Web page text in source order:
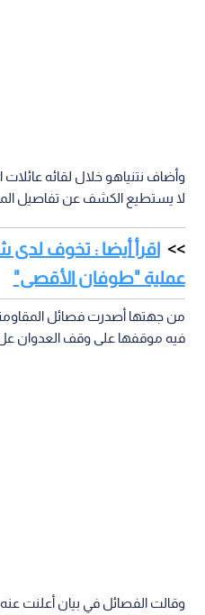
وأضاف نتنياهو خلال لقائه
لا يستطيع الكشف عن تفاصيل
اقرأ أيضا : تخوف لدى
عملية "طوفان الأقصى"
من جهتها أصدرت فصائل
فيه موقفها على وقف العدوان
وقالت الفصائل في بيان أعلنت